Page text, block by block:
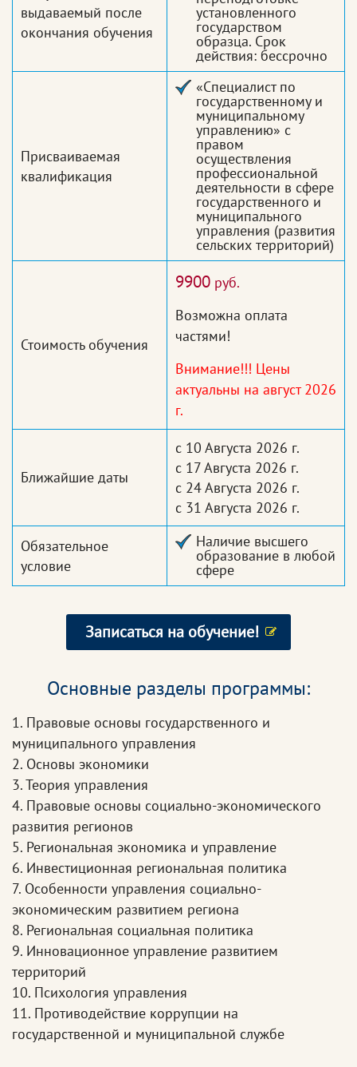
выдаваемый после
окончания обучения
установленного
государством
образца. Срок
действия: бессрочно
Присваиваемая
квалификация
«Специалист по
государственному и
муниципальному
управлению» с
правом
осуществления
профессиональной
деятельности в сфере
государственного и
муниципального
управления (развития
сельских территорий)
Стоимость обучения
9900 руб.
Возможна оплата
частями!
Внимание!!! Цены
актуальны на август 2026
г.
Ближайшие даты
с 10 Августа 2026 г.
с 17 Августа 2026 г.
с 24 Августа 2026 г.
с 31 Августа 2026 г.
Обязательное
условие
Наличие высшего
образование в любой
сфере
Записаться на обучение!
Основные разделы программы:
1. Правовые основы государственного и
муниципального управления
2. Основы экономики
3. Теория управления
4. Правовые основы социально-экономического
развития регионов
5. Региональная экономика и управление
6. Инвестиционная региональная политика
7. Особенности управления социально-
экономическим развитием региона
8. Региональная социальная политика
9. Инновационное управление развитием
территорий
10. Психология управления
11. Противодействие коррупции на
государственной и муниципальной службе